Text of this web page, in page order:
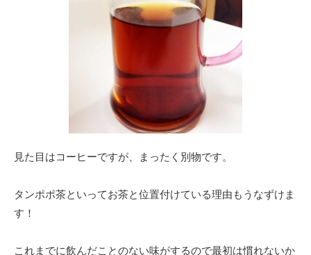
見た目はコーヒーですが、まったく別物です。
タンポポ茶といってお茶と位置付けている理由もうなずけま
す！
これまでに飲んだことのない味がするので最初は慣れないか